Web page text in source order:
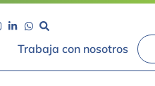
Trabaja con nosotros